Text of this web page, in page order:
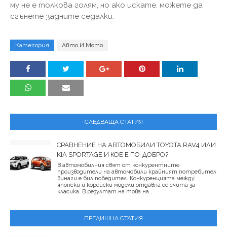
му не е толкова голям, но ако искате, можете да
сгънете задните седалки.
Категория Авто И Мото
СЛЕДВАЩА СТАТИЯ
СРАВНЕНИЕ НА АВТОМОБИЛИ TOYOTA RAV4 ИЛИ
KIA SPORTAGE И КОЕ Е ПО-ДОБРО?
В автомобилния свят от конкурентните
производители на автомобили крайният потребител
винаги е бил победител. Конкуренцията между
японски и корейски модели отдавна се счита за
класика. В резултат на това на...
ПРЕДИШНА СТАТИЯ